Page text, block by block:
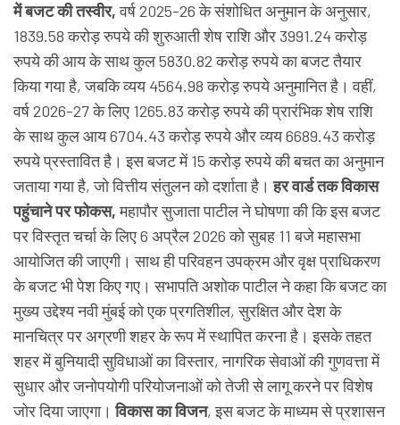
में बजट की तस्वीर,वर्ष 2025-26 के संशोधित अनुमान के अनुसार,
1839.58 करोड़ रुपये की शुरुआती शेष राशि और 3991.24 करोड़
रुपये की आय के साथ कुल 5830.82 करोड़ रुपये का बजट तैयार
किया गया है, जबकि व्यय 4564.98 करोड़ रुपये अनुमानित है। वहीं,
वर्ष 2026-27 के लिए 1265.83 करोड़ रुपये की प्रारंभिक शेष राशि
के साथ कुल आय 6704.43 करोड़ रुपये और व्यय 6689.43 करोड़
रुपये प्रस्तावित है। इस बजट में 15 करोड़ रुपये की बचत का अनुमान
जताया गया है, जो वित्तीय संतुलन को दर्शाता है।हर वार्ड तक विकास
पहुंचाने पर फोकस,महापौर सुजाता पाटील ने घोषणा की कि इस बजट
पर विस्तृत चर्चा के लिए 6 अप्रैल 2026 को सुबह 11 बजे महासभा
आयोजित की जाएगी। साथ ही परिवहन उपक्रम और वृक्ष प्राधिकरण
के बजट भी पेश किए गए। सभापति अशोक पाटील ने कहा कि बजट का
मुख्य उद्देश्य नवी मुंबई को एक प्रगतिशील, सुरक्षित और देश के
मानचित्र पर अग्रणी शहर के रूप में स्थापित करना है। इसके तहत
शहर में बुनियादी सुविधाओं का विस्तार, नागरिक सेवाओं की गुणवत्ता में
सुधार और जनोपयोगी परियोजनाओं को तेजी से लागू करने पर विशेष
जोर दिया जाएगा।विकास का विजन, इस बजट के माध्यम से प्रशासन